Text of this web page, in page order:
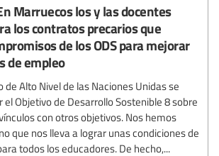
Marruecos los y las docentes
los contratos precarios que
de los ODS para mejorar
de empleo
de Alto Nivel de las Naciones Unidas se
Objetivo de Desarrollo Sostenible 8 sobre
con otros objetivos. Nos hemos
que nos lleva a lograr unas condiciones de
todos los educadores. De hecho,...